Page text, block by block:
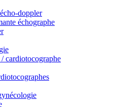
doppler
échographe
cardiotocographe